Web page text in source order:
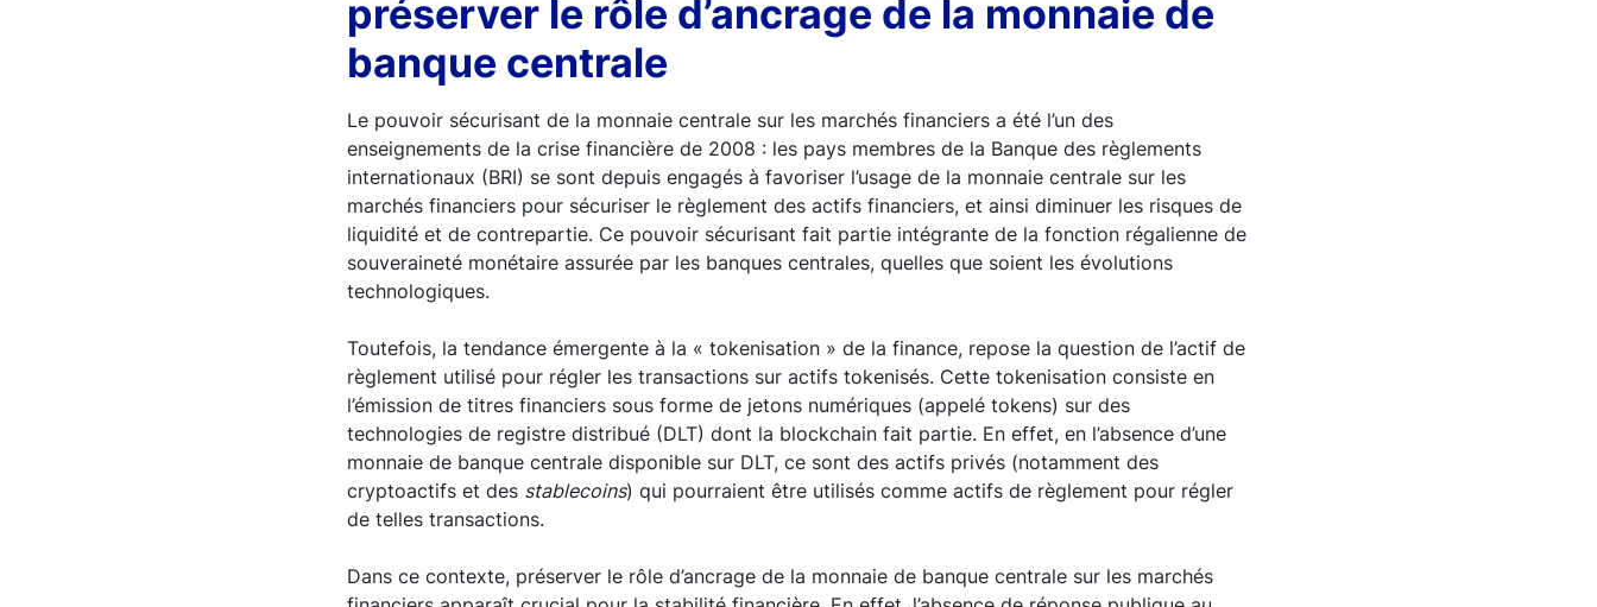
préserver le rôle d’ancrage de la monnaie de
banque centrale
Le pouvoir sécurisant de la monnaie centrale sur les marchés financiers a été l’un des
enseignements de la crise financière de 2008 : les pays membres de la Banque des règlements
internationaux (BRI) se sont depuis engagés à favoriser l’usage de la monnaie centrale sur les
marchés financiers pour sécuriser le règlement des actifs financiers, et ainsi diminuer les risques de
liquidité et de contrepartie. Ce pouvoir sécurisant fait partie intégrante de la fonction régalienne de
souveraineté monétaire assurée par les banques centrales, quelles que soient les évolutions
technologiques.
Toutefois, la tendance émergente à la « tokenisation » de la finance, repose la question de l’actif de
règlement utilisé pour régler les transactions sur actifs tokenisés. Cette tokenisation consiste en
l’émission de titres financiers sous forme de jetons numériques (appelé tokens) sur des
technologies de registre distribué (DLT) dont la blockchain fait partie. En effet, en l’absence d’une
monnaie de banque centrale disponible sur DLT, ce sont des actifs privés (notamment des
cryptoactifs et des stablecoins) qui pourraient être utilisés comme actifs de règlement pour régler
de telles transactions.
Dans ce contexte, préserver le rôle d’ancrage de la monnaie de banque centrale sur les marchés